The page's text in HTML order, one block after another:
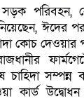
নতুন
পরিবহন,
ঈদের পর
কোচ দেওয়ার
চাহিদা সম্পন্ন
কার্ড